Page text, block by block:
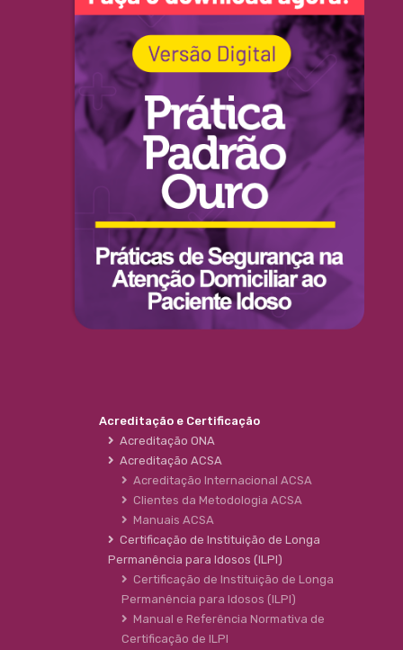
Acreditação e Certificação
Acreditação ONA
Acreditação ACSA
Acreditação Internacional ACSA
Clientes da Metodologia ACSA
Manuais ACSA
Certificação de Instituição de Longa
Permanência para Idosos (ILPI)
Certificação de Instituição de Longa
Permanência para Idosos (ILPI)
Manual e Referência Normativa de
Certificação de ILPI